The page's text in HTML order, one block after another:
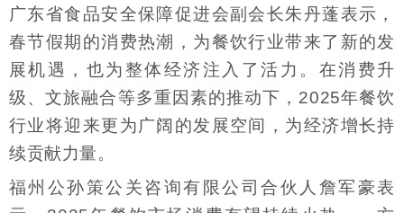
广东省食品安全保障促进会副会长朱丹蓬表示，
春节假期的消费热潮，为餐饮行业带来了新的发
展机遇，也为整体经济注入了活力。在消费升
级、文旅融合等多重因素的推动下，2025年餐饮
行业将迎来更为广阔的发展空间，为经济增长持
续贡献力量。
福州公孙策公关咨询有限公司合伙人詹军豪表